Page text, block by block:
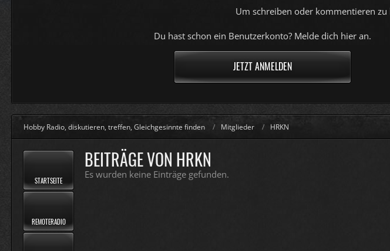
Um schreiben oder kommentieren
Du hast schon ein Benutzerkonto? Melde dich hier an.
JETZT ANMELDEN
Hobby Radio, diskutieren, treffen, Gleichgesinnte finden Mitglieder HRKN
STARTSEITE
REMOTERADIO
BEITRÄGE VON HRKN
Es wurden keine Einträge gefunden.